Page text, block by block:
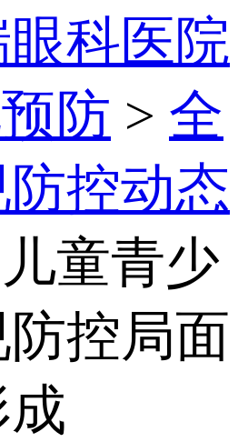
科医院
防 > 全
防控动态
童青少
控局面